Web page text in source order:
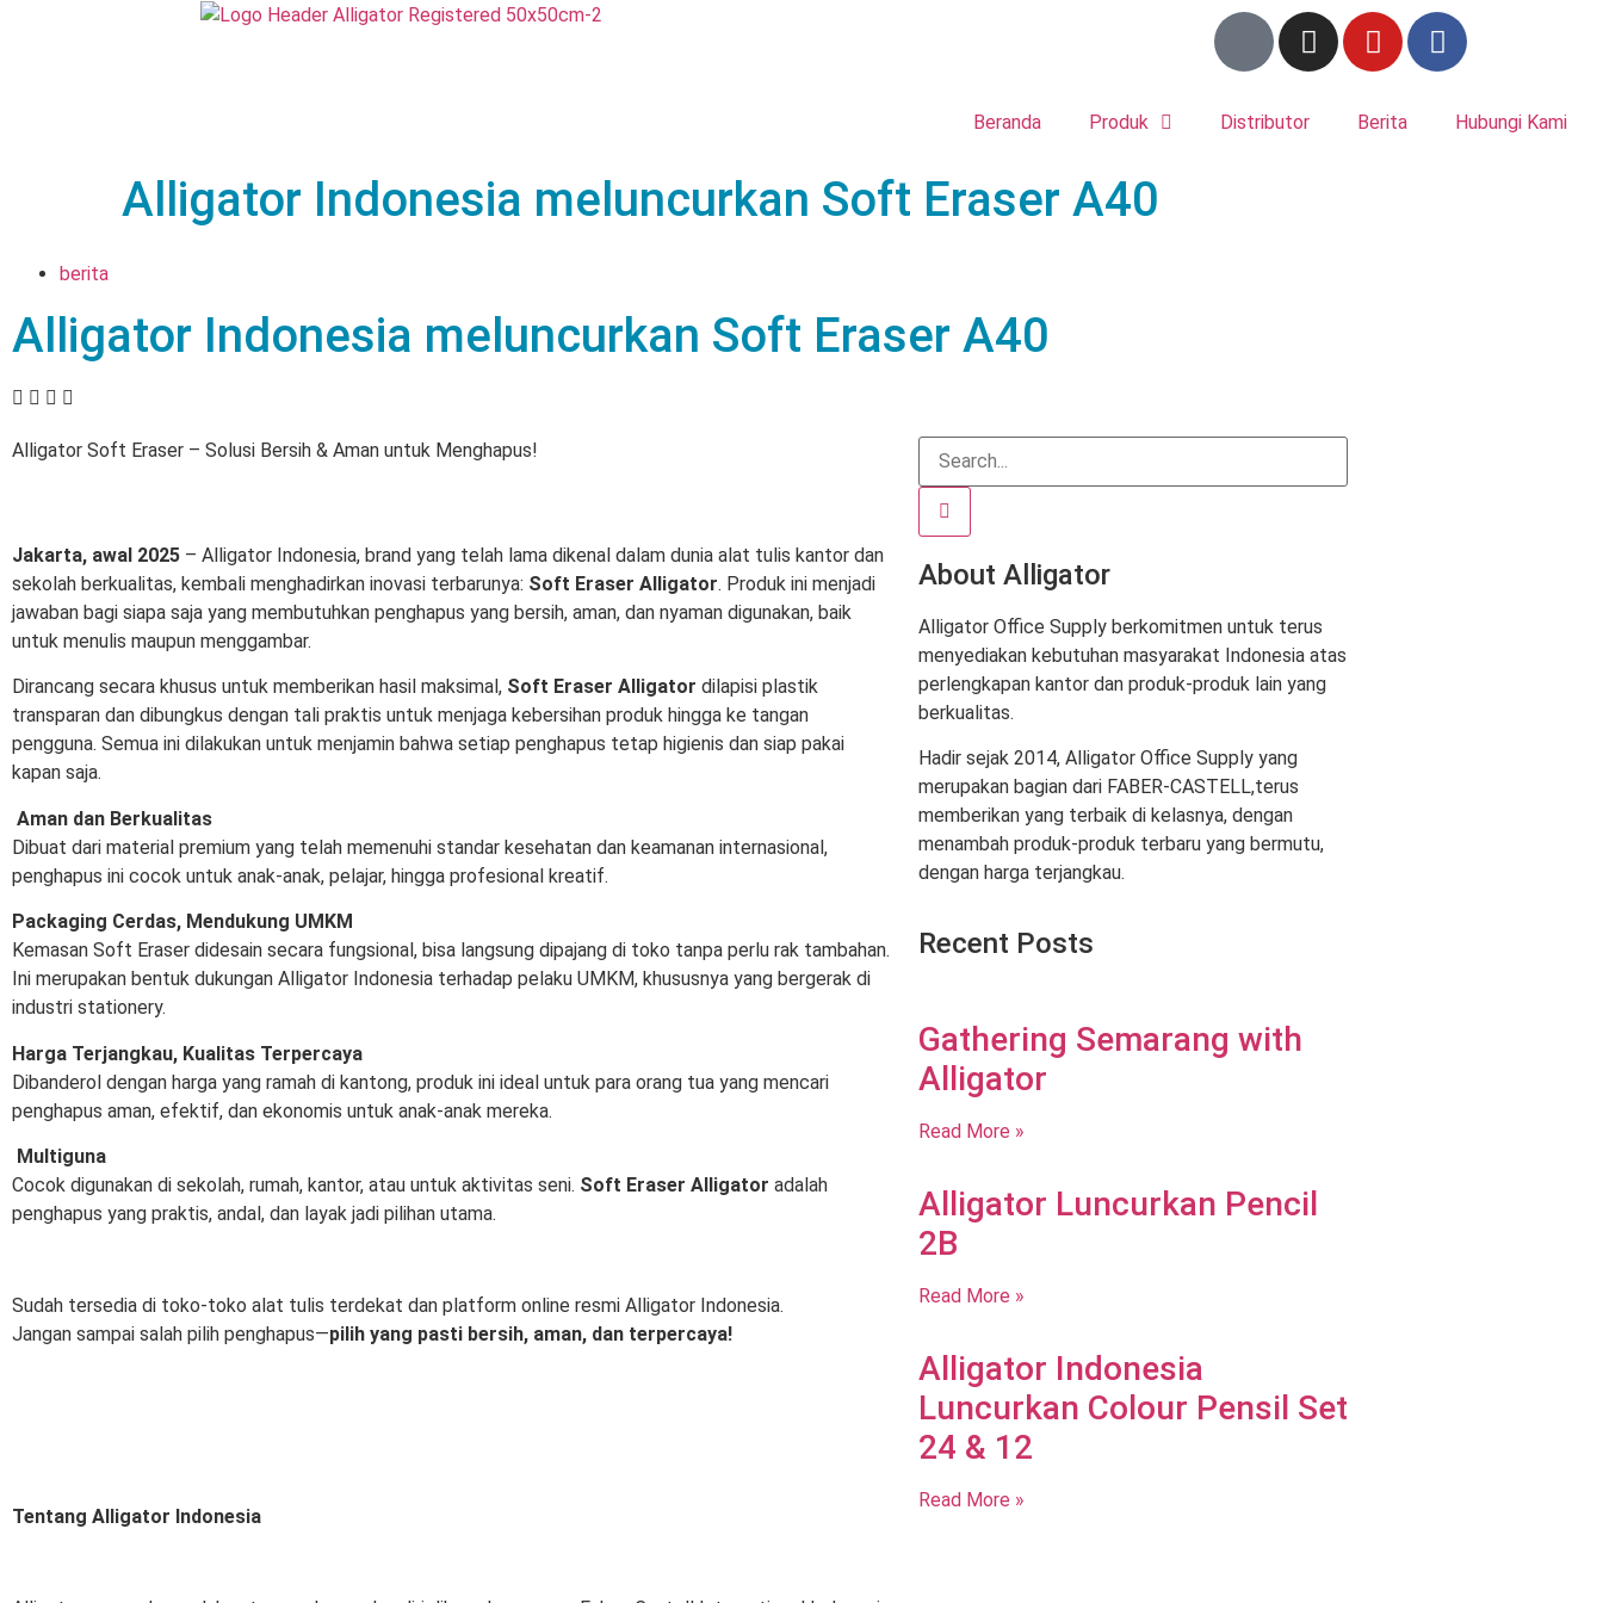
Beranda Produk Distributor Berita Hubungi Kami
Alligator Indonesia meluncurkan Soft Eraser A40
berita
Alligator Indonesia meluncurkan Soft Eraser A40
Alligator Soft Eraser – Solusi Bersih & Aman untuk Menghapus!
Jakarta, awal 2025 – Alligator Indonesia, brand yang telah lama dikenal dalam dunia alat tulis kantor dan
sekolah berkualitas, kembali menghadirkan inovasi terbarunya: Soft Eraser Alligator. Produk ini menjadi
jawaban bagi siapa saja yang membutuhkan penghapus yang bersih, aman, dan nyaman digunakan, baik
untuk menulis maupun menggambar.
Dirancang secara khusus untuk memberikan hasil maksimal, Soft Eraser Alligator dilapisi plastik
transparan dan dibungkus dengan tali praktis untuk menjaga kebersihan produk hingga ke tangan
pengguna. Semua ini dilakukan untuk menjamin bahwa setiap penghapus tetap higienis dan siap pakai
kapan saja.
Aman dan Berkualitas
Dibuat dari material premium yang telah memenuhi standar kesehatan dan keamanan internasional,
penghapus ini cocok untuk anak-anak, pelajar, hingga profesional kreatif.
Packaging Cerdas, Mendukung UMKM
Kemasan Soft Eraser didesain secara fungsional, bisa langsung dipajang di toko tanpa perlu rak tambahan.
Ini merupakan bentuk dukungan Alligator Indonesia terhadap pelaku UMKM, khususnya yang bergerak di
industri stationery.
Harga Terjangkau, Kualitas Terpercaya
Dibanderol dengan harga yang ramah di kantong, produk ini ideal untuk para orang tua yang mencari
penghapus aman, efektif, dan ekonomis untuk anak-anak mereka.
Multiguna
Cocok digunakan di sekolah, rumah, kantor, atau untuk aktivitas seni. Soft Eraser Alligator adalah
penghapus yang praktis, andal, dan layak jadi pilihan utama.
Sudah tersedia di toko-toko alat tulis terdekat dan platform online resmi Alligator Indonesia.
Jangan sampai salah pilih penghapus—pilih yang pasti bersih, aman, dan terpercaya!
Tentang Alligator Indonesia
About Alligator
Alligator Office Supply berkomitmen untuk terus
menyediakan kebutuhan masyarakat Indonesia atas
perlengkapan kantor dan produk-produk lain yang
berkualitas.
Hadir sejak 2014, Alligator Office Supply yang
merupakan bagian dari FABER-CASTELL,terus
memberikan yang terbaik di kelasnya, dengan
menambah produk-produk terbaru yang bermutu,
dengan harga terjangkau.
Recent Posts
Gathering Semarang with
Alligator
Read More »
Alligator Luncurkan Pencil
2B
Read More »
Alligator Indonesia
Luncurkan Colour Pensil Set
24 & 12
Read More »